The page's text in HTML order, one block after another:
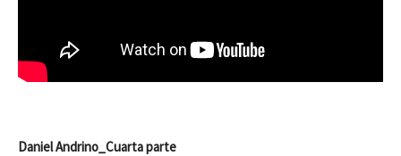
Daniel Andrino_Cuarta parte